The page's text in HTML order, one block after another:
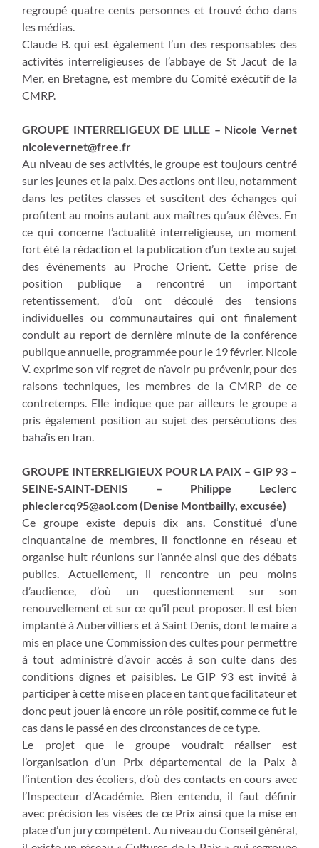
regroupé quatre cents personnes et trouvé écho dans
les médias.
Claude B. qui est également l’un des responsables des
activités interreligieuses de l’abbaye de St Jacut de la
Mer, en Bretagne, est membre du Comité exécutif de la
CMRP.
GROUPE INTERRELIGEUX DE LILLE – Nicole Vernet
nicolevernet@free.fr
Au niveau de ses activités, le groupe est toujours centré
sur les jeunes et la paix. Des actions ont lieu, notamment
dans les petites classes et suscitent des échanges qui
profitent au moins autant aux maîtres qu’aux élèves. En
ce qui concerne l’actualité interreligieuse, un moment
fort été la rédaction et la publication d’un texte au sujet
des événements au Proche Orient. Cette prise de
position publique a rencontré un important
retentissement, d’où ont découlé des tensions
individuelles ou communautaires qui ont finalement
conduit au report de dernière minute de la conférence
publique annuelle, programmée pour le 19 février. Nicole
V. exprime son vif regret de n’avoir pu prévenir, pour des
raisons techniques, les membres de la CMRP de ce
contretemps. Elle indique que par ailleurs le groupe a
pris également position au sujet des persécutions des
baha’is en Iran.
GROUPE INTERRELIGIEUX POUR LA PAIX – GIP 93 –
SEINE-SAINT-DENIS – Philippe Leclerc
phleclercq95@aol.com (Denise Montbailly, excusée)
Ce groupe existe depuis dix ans. Constitué d’une
cinquantaine de membres, il fonctionne en réseau et
organise huit réunions sur l’année ainsi que des débats
publics. Actuellement, il rencontre un peu moins
d’audience, d’où un questionnement sur son
renouvellement et sur ce qu’il peut proposer. Il est bien
implanté à Aubervilliers et à Saint Denis, dont le maire a
mis en place une Commission des cultes pour permettre
à tout administré d’avoir accès à son culte dans des
conditions dignes et paisibles. Le GIP 93 est invité à
participer à cette mise en place en tant que facilitateur et
donc peut jouer là encore un rôle positif, comme ce fut le
cas dans le passé en des circonstances de ce type.
Le projet que le groupe voudrait réaliser est
l’organisation d’un Prix départemental de la Paix à
l’intention des écoliers, d’où des contacts en cours avec
l’Inspecteur d’Académie. Bien entendu, il faut définir
avec précision les visées de ce Prix ainsi que la mise en
place d’un jury compétent. Au niveau du Conseil général,